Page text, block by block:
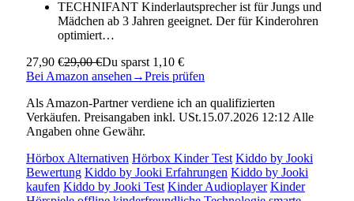
TECHNIFANT Kinderlautsprecher ist für Jungs und
Mädchen ab 3 Jahren geeignet. Der für Kinderohren
optimiert…
27,90 €29,00 €Du sparst 1,10 €
Bei Amazon ansehen →Preis prüfen
Als Amazon-Partner verdiene ich an qualifizierten
Verkäufen. Preisangaben inkl. USt.15.07.2026 12:12 Alle
Angaben ohne Gewähr.
Hörbox Alternativen Hörbox Kinder Test Kiddo by Jooki
Bewertung Kiddo by Jooki Erfahrungen Kiddo by Jooki
kaufen Kiddo by Jooki Test Kinder Audioplayer Kinder